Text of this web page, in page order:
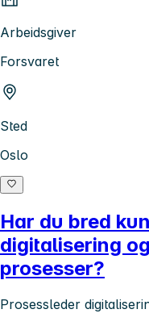
Arbeidsgiver
Forsvaret
Sted
Oslo
Har du bred
digitalisering
prosesser?
Prosessleder